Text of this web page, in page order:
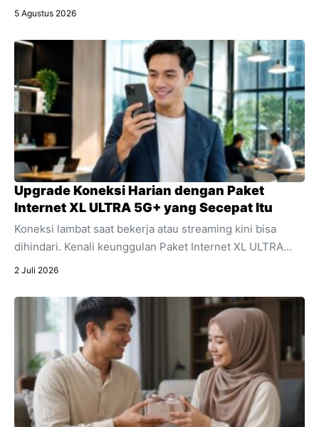
asuransi penyakit kritis sebagai bagian integral dari
5 Agustus 2026
Upgrade Koneksi Harian dengan Paket
Internet XL ULTRA 5G+ yang Secepat Itu
Koneksi lambat saat bekerja atau streaming kini bisa
dihindari. Kenali keunggulan Paket Internet XL ULTRA
5G+ yang menawarkan kecepatan ultra dan stabilitas
2 Juli 2026